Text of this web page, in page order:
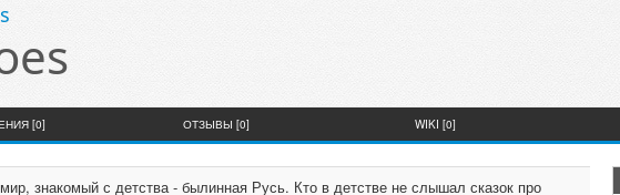
[0] ОТЗЫВЫ [0] WIKI [0]
знакомый с детства - былинная Русь. Кто в детстве не слышал сказок про